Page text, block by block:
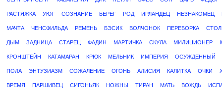
РАСТЯЖКА УЮТ СОЗНАНИЕ БЕРЕГ РОД ИРЛАНДЕЦ НЕЗНАКОМЕЦ
МАЧТА ЧЕНСФИЛЬДА РЕМЕНЬ БЭСИК ВОЛЧОНОК ПЕРЕБОРКА СТОЛ
ДЫМ ЗАДНИЦА СТАРЕЦ ФАДИН МАРТИЧКА СКУЛА МИЛИЦИОНЕР
КРОНШТЕЙН КАТАМАРАН КРЮК МЕЛЬНИК ИМПЕРИЯ ОСУЖДЕННЫЙ
ПОЛА ЭНТУЗИАЗМ СОЖАЛЕНИЕ ОГОНЬ АЛИСИЯ КАЛИТКА ОЧКИ
ВРЕМЯ ПАРШИВЕЦ СИГОНЬЯК НОЖНЫ ТИРАН МАТЬ ВОЖДЬ